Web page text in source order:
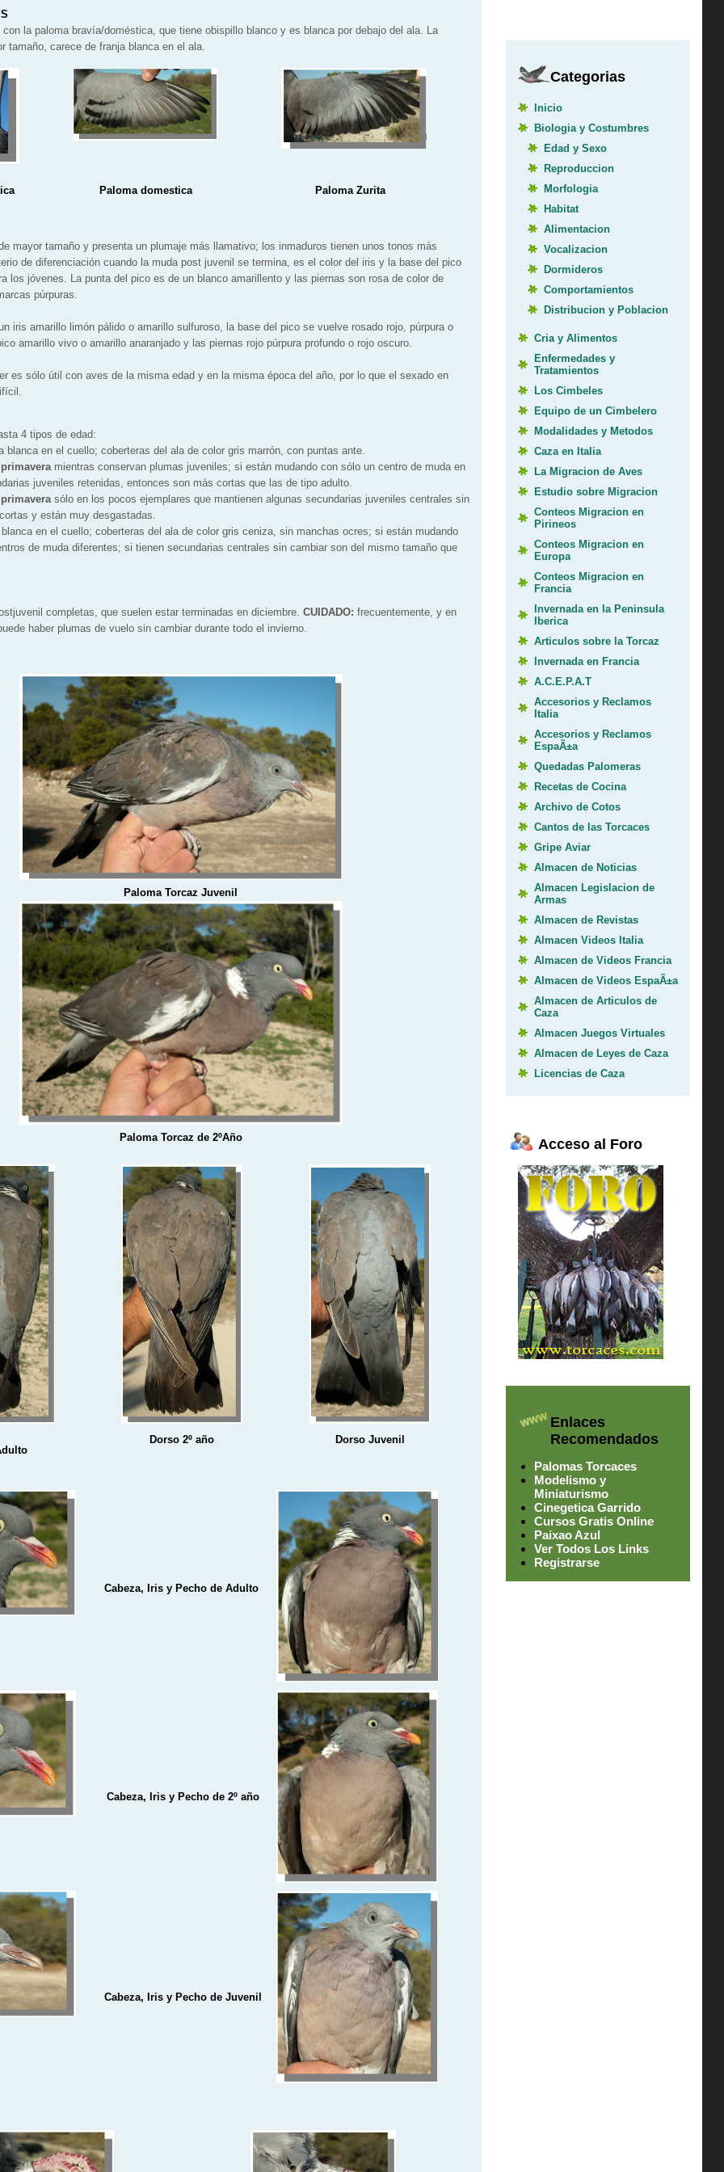
la paloma bravía/doméstica, que tiene obispillo blanco y es blanca por debajo del ala. La
tamaño, carece de franja blanca en el ala.
Paloma domestica Paloma Zurita
mayor tamaño y presenta un plumaje más llamativo; los inmaduros tienen unos tonos más
de diferenciación cuando la muda post juvenil se termina, es el color del iris y la base del pico
los jóvenes. La punta del pico es de un blanco amarillento y las piernas son rosa de color de
púrpuras.
iris amarillo limón pálido o amarillo sulfuroso, la base del pico se vuelve rosado rojo, púrpura o
amarillo vivo o amarillo anaranjado y las piernas rojo púrpura profundo o rojo oscuro.
es sólo útil con aves de la misma edad y en la misma época del año, por lo que el sexado en
4 tipos de edad:
blanca en el cuello; coberteras del ala de color gris marrón, con puntas ante.
mientras conservan plumas juveniles; si están mudando con sólo un centro de muda en
juveniles retenidas, entonces son más cortas que las de tipo adulto.
sólo en los pocos ejemplares que mantienen algunas secundarias juveniles centrales sin
y están muy desgastadas.
en el cuello; coberteras del ala de color gris ceniza, sin manchas ocres; si están mudando
de muda diferentes; si tienen secundarias centrales sin cambiar son del mismo tamaño que
completas, que suelen estar terminadas en diciembre. CUIDADO: frecuentemente, y en
haber plumas de vuelo sin cambiar durante todo el invierno.
Paloma Torcaz Juvenil
Paloma Torcaz de 2ºAño
Dorso 2º año Dorso Juvenil
Cabeza, Iris y Pecho de Adulto
Cabeza, Iris y Pecho de 2º año
Cabeza, Iris y Pecho de Juvenil
Categorias
Inicio
Biologia y Costumbres
Edad y Sexo
Reproduccion
Morfologia
Habitat
Alimentacion
Vocalizacion
Dormideros
Comportamientos
Distribucion y Poblacion
Cria y Alimentos
Enfermedades y
Tratamientos
Los Cimbeles
Equipo de un Cimbelero
Modalidades y Metodos
Caza en Italia
La Migracion de Aves
Estudio sobre Migracion
Conteos Migracion en
Pirineos
Conteos Migracion en
Europa
Conteos Migracion en
Francia
Invernada en la Peninsula
Iberica
Articulos sobre la Torcaz
Invernada en Francia
A.C.E.P.A.T
Accesorios y Reclamos
Italia
Accesorios y Reclamos
EspaÃ±a
Quedadas Palomeras
Recetas de Cocina
Archivo de Cotos
Cantos de las Torcaces
Gripe Aviar
Almacen de Noticias
Almacen Legislacion de
Armas
Almacen de Revistas
Almacen Videos Italia
Almacen de Videos Francia
Almacen de Videos EspaÃ±a
Almacen de Articulos de
Caza
Almacen Juegos Virtuales
Almacen de Leyes de Caza
Licencias de Caza
Acceso al Foro
Enlaces
Recomendados
Palomas Torcaces
Modelismo y
Miniaturismo
Cinegetica Garrido
Cursos Gratis Online
Paixao Azul
Ver Todos Los Links
Registrarse